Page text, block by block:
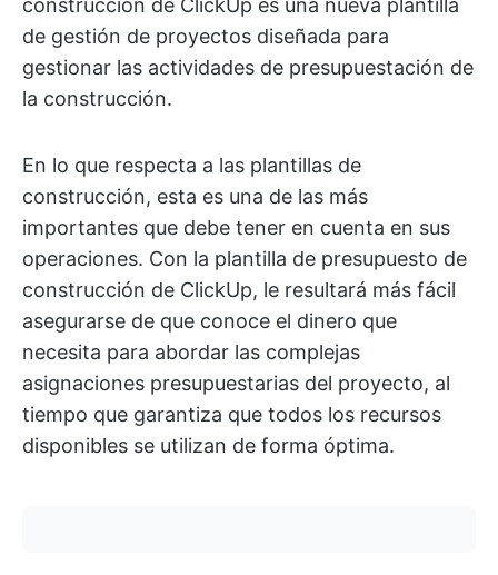
de gestión de proyectos diseñada para
gestionar las actividades de presupuestación de
la construcción.
En lo que respecta a las plantillas de
construcción, esta es una de las más
importantes que debe tener en cuenta en sus
operaciones. Con la plantilla de presupuesto de
construcción de ClickUp, le resultará más fácil
asegurarse de que conoce el dinero que
necesita para abordar las complejas
asignaciones presupuestarias del proyecto, al
tiempo que garantiza que todos los recursos
disponibles se utilizan de forma óptima.